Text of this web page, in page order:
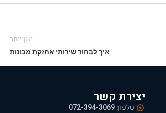
ישן יותר
איך לבחור שירותי אחזקת מכונות
יצירת קשר
טלפון:072-394-3069